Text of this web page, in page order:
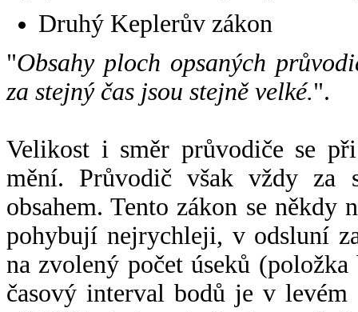
Druhý Keplerův zákon
"Obsahy ploch opsaných
za stejný čas jsou stejně velké.".
Velikost i směr průvodiče se
mění. Průvodič však vždy za
obsahem. Tento zákon se někdy
pohybují nejrychleji, v odsluní
na zvolený počet úseků
časový interval bodů je v